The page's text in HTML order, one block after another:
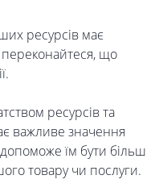
ресурсів має
що
ресурсів та
важливе значення
їм бути більш
товару чи послуги.